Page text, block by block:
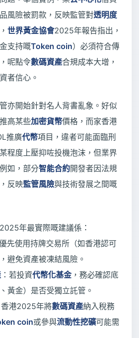
風險被罰款，反映監管對透明度
世界黃金協會2025年報告指出，
支持嘅Token coin）必須符合傳
呢點令數碼資產合規成本大增，
者信心。
亦開始針對名人背書亂象。好似
高某些加密貨幣價格，而家香港
推廣代幣項目，違者可能面臨刑
程度上壓抑咗投機泡沫，但業界
如，部分智能合約開發者因法規
反映監管風險與技術發展之間嘅
年最實際嘅建議係：
優先使用持牌交易所（如香港認可
避免資產被凍結風險。
：若投資代幣化基金，務必確認底
黃金）是否受獨立託管。
香港2025年將數碼資產納入稅務
coin或參與流動性挖礦可能需